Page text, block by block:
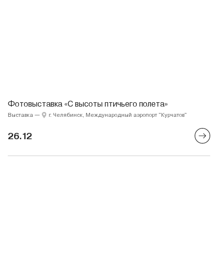
Фотовыставка «С высоты птичьего полета»
Выставка — г. Челябинск, Международный аэропорт "Курчатов"
26.12